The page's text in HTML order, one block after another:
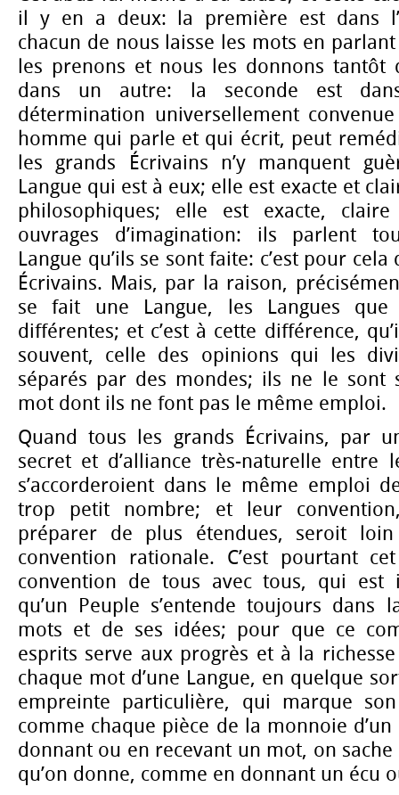
il y en a deux: la première est dans
chacun de nous laisse les mots en
les prenons et nous les donnons tantôt
dans un autre: la seconde est
détermination universellement
homme qui parle et qui écrit, peut
les grands Écrivains n’y manquent
Langue qui est à eux; elle est exacte et
philosophiques; elle est exacte,
ouvrages d’imagination: ils parlent
Langue qu’ils se sont faite: c’est pour cela
Écrivains. Mais, par la raison,
se fait une Langue, les Langues
différentes; et c’est à cette différence,
souvent, celle des opinions qui les
séparés par des mondes; ils ne le sont
mot dont ils ne font pas le même emploi.
Quand tous les grands Écrivains, par
secret et d’alliance très-naturelle entre
s’accorderoient dans le même emploi
trop petit nombre; et leur
préparer de plus étendues, seroit loin
convention rationale. C’est pourtant
convention de tous avec tous, qui est
qu’un Peuple s’entende toujours dans
mots et de ses idées; pour que ce
esprits serve aux progrès et à la
chaque mot d’une Langue, en quelque
empreinte particulière, qui marque
comme chaque pièce de la monnoie
donnant ou en recevant un mot, on sache
qu’on donne, comme en donnant un écu